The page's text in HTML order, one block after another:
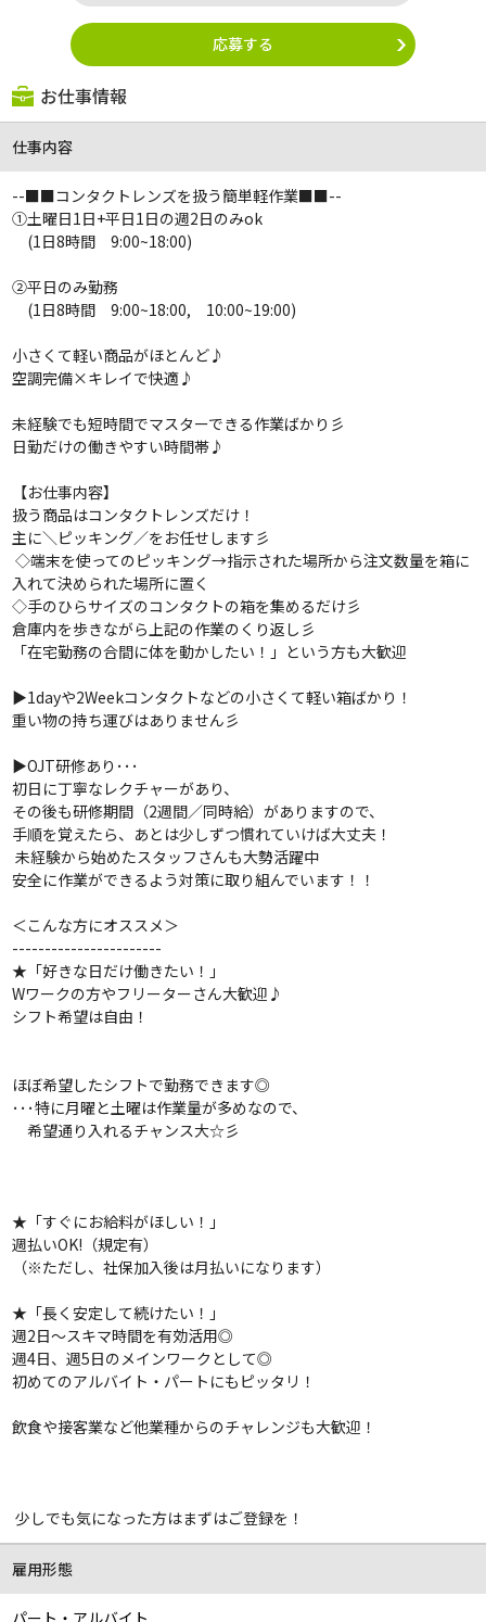
応募する
お仕事情報
仕事内容
--■■コンタクトレンズを扱う簡単軽作業■■--
①土曜日1日+平日1日の週2日のみok
(1日8時間 9:00~18:00)
②平日のみ勤務
(1日8時間 9:00~18:00, 10:00~19:00)
小さくて軽い商品がほとんど♪
空調完備×キレイで快適♪
未経験でも短時間でマスターできる作業ばかり彡
日勤だけの働きやすい時間帯♪
【お仕事内容】
扱う商品はコンタクトレンズだけ！
主に＼ピッキング／をお任せします彡
◇端末を使ってのピッキング→指示された場所から注文数量を箱に
入れて決められた場所に置く
◇手のひらサイズのコンタクトの箱を集めるだけ彡
倉庫内を歩きながら上記の作業のくり返し彡
「在宅勤務の合間に体を動かしたい！」という方も大歓迎
▶1dayや2Weekコンタクトなどの小さくて軽い箱ばかり！
重い物の持ち運びはありません彡
▶OJT研修あり･･･
初日に丁寧なレクチャーがあり、
その後も研修期間（2週間／同時給）がありますので、
手順を覚えたら、あとは少しずつ慣れていけば大丈夫！
未経験から始めたスタッフさんも大勢活躍中
安全に作業ができるよう対策に取り組んでいます！！
＜こんな方にオススメ＞
-----------------------
★ 「好きな日だけ働きたい！」
Wワークの方やフリーターさん大歓迎 ♪
シフト希望は自由！
ほぼ希望したシフトで勤務できます◎
･･･特に月曜と土曜は作業量が多めなので、
希望通り入れるチャンス大☆彡
★ 「すぐにお給料がほしい！」
週払いOK! （規定有）
（※ただし、社保加入後は月払いになります）
★ 「長く安定して続けたい！」
週2日～スキマ時間を有効活用◎
週4日、週5日のメインワークとして◎
初めてのアルバイト・パートにもピッタリ！
飲食や接客業など他業種からのチャレンジも大歓迎！
少しでも気になった方はまずはご登録を！
雇用形態
パート・アルバイト